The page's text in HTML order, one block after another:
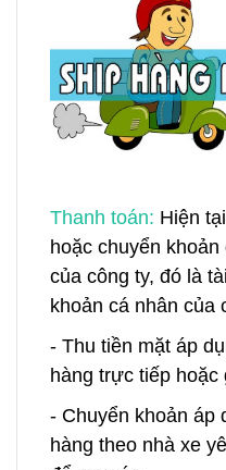
Thanh toán: Hiện
hoặc chuyển
của công ty, đó là
khoản cá nhân của
- Thu tiền mặt áp
hàng trực tiếp hoặc
- Chuyển khoản áp
hàng theo nhà xe